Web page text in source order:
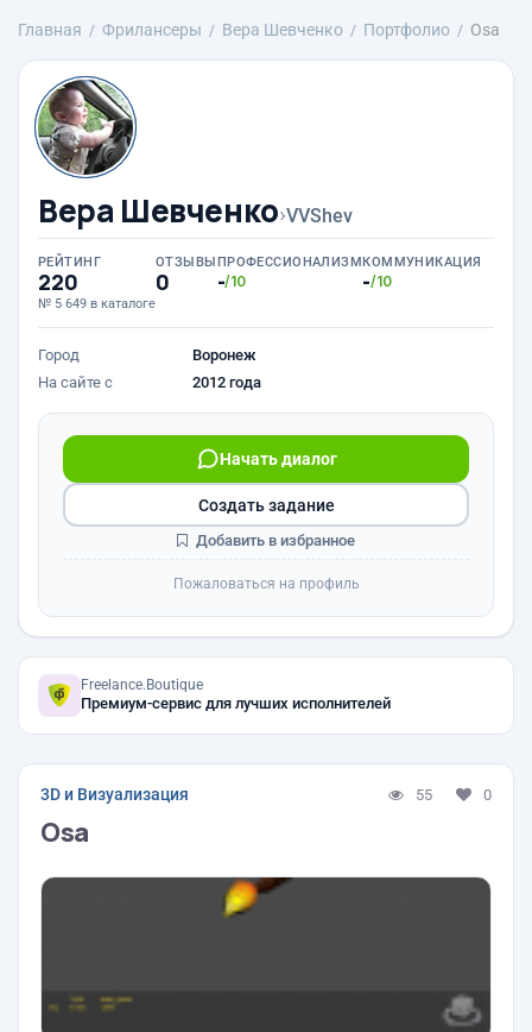
Главная Фрилансеры Вера Шевченко Портфолио Osa
Вера Шевченко›VVShev
РЕЙТИНГ
220
№ 5 649 в каталоге
ОТЗЫВЫ
0
ПРОФЕССИОНАЛИЗМ
-/10
КОММУНИКАЦИЯ
-/10
Город
Воронеж
На сайте с
2012 года
Начать диалог
Создать задание
Добавить в избранное
Пожаловаться на профиль
Freelance.Boutique
Премиум-сервис для лучших исполнителей
3D и Визуализация 55 0
Osa